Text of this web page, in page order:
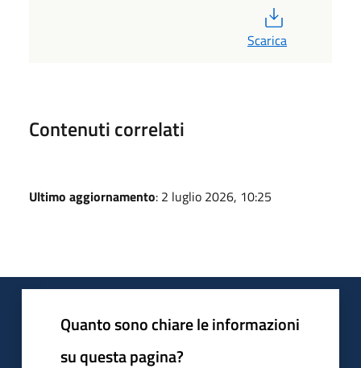
Scarica
Contenuti correlati
Ultimo aggiornamento: 2 luglio 2026, 10:25
Quanto sono chiare le informazioni
su questa pagina?